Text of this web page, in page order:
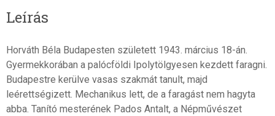
Leírás
Horváth Béla Budapesten született 1943. március 18-án.
Gyermekkorában a palócföldi Ipolytölgyesen kezdett faragni.
Budapestre kerülve vasas szakmát tanult, majd
leérettségizett. Mechanikus lett, de a faragást nem hagyta
abba. Tanító mesterének Pados Antalt, a Népművészet